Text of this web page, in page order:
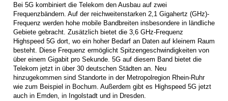
Bei 5G kombiniert die Telekom den Ausbau auf zwei
Frequenzbändern. Auf der reichweitenstarken 2,1 Gigahertz (GHz)-
Frequenz werden hohe mobile Bandbreiten insbesondere in ländliche
Gebiete gebracht. Zusätzlich bietet die 3,6 GHz-Frequenz
Highspeed 5G dort, wo ein hoher Bedarf an Daten auf kleinem Raum
besteht. Diese Frequenz ermöglicht Spitzengeschwindigkeiten von
über einem Gigabit pro Sekunde. 5G auf diesem Band bietet die
Telekom jetzt in über 30 deutschen Städten an. Neu
hinzugekommen sind Standorte in der Metropolregion Rhein-Ruhr
wie zum Beispiel in Bochum. Außerdem gibt es Highspeed 5G jetzt
auch in Emden, in Ingolstadt und in Dresden.